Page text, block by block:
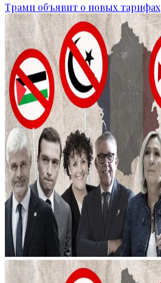
Трамп объявит о новых тарифах